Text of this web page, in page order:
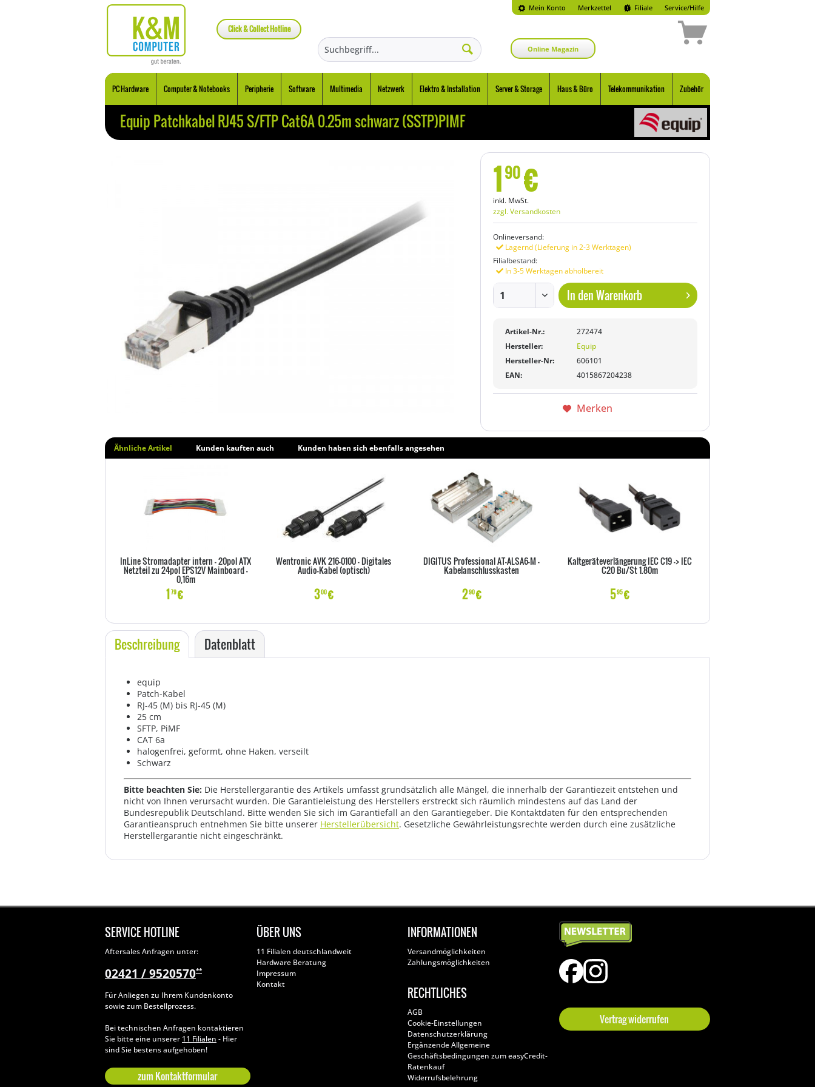
Mein Konto Merkzettel
Click & Collect Hotline
Filiale Service/Hilfe
Online Magazin
PC Hardware Computer & Notebooks Peripherie Software Multimedia Netzwerk Elektro & Installation Server & Storage Haus & Büro Telekommunikation Zubehör
Equip Patchkabel RJ45 S/FTP Cat6A 0.25m schwarz (SSTP)PIMF
190€
inkl. MwSt.
zzgl. Versandkosten
Onlineversand:
Lagernd (Lieferung in 2-3 Werktagen)
Filialbestand:
In 3-5 Werktagen abholbereit
In denWarenkorb
Artikel-Nr.:
272474
Hersteller:
Equip
Hersteller-Nr:
606101
EAN:
4015867204238
Merken
Ähnliche Artikel Kunden kauften auch Kunden haben sich ebenfalls angesehen
InLine Stromadapter intern - 20pol ATX
Netzteil zu 24pol EPS12V Mainboard -
0,16m
1 79€
Wentronic AVK 216-0100 - Digitales
Audio-Kabel (optisch)
300€
DIGITUS Professional AT-ALSA6-M -
Kabelanschlusskasten
290€
Kaltgeräteverlängerung IEC C19 -> IEC
C20 Bu/St 1.80m
595€
Beschreibung Datenblatt
equip
Patch-Kabel
RJ-45 (M) bis RJ-45 (M)
25 cm
SFTP, PiMF
CAT 6a
halogenfrei, geformt, ohne Haken, verseilt
Schwarz
Bitte beachten Sie: Die Herstellergarantie des Artikels umfasst grundsätzlich alle Mängel, die innerhalb der Garantiezeit entstehen und
nicht von Ihnen verursacht wurden. Die Garantieleistung des Herstellers erstreckt sich räumlich mindestens auf das Land der
Bundesrepublik Deutschland. Bitte wenden Sie sich im Garantiefall an den Garantiegeber. Die Kontaktdaten für den entsprechenden
Garantieanspruch entnehmen Sie bitte unserer Herstellerübersicht. Gesetzliche Gewährleistungsrechte werden durch eine zusätzliche
Herstellergarantie nicht eingeschränkt.
SERVICE HOTLINE
Aftersales Anfragen unter:
02421 / 9520570**
Für Anliegen zu Ihrem Kundenkonto
sowie zum Bestellprozess.
Bei technischen Anfragen kontaktieren
Sie bitte eine unserer 11 Filialen - Hier
sind Sie bestens aufgehoben!
zum Kontaktformular
ÜBER UNS
11 Filialen deutschlandweit
Hardware Beratung
Impressum
Kontakt
INFORMATIONEN
Versandmöglichkeiten
Zahlungsmöglichkeiten
RECHTLICHES
AGB
Cookie-Einstellungen
Datenschutzerklärung
Ergänzende Allgemeine
Geschäftsbedingungen zum easyCredit-
Ratenkauf
Widerrufsbelehrung
Vertrag widerrufen